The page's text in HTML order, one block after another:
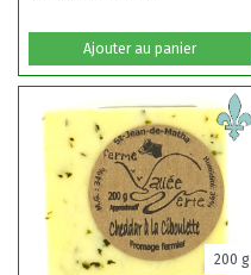
Ajouter au panier
200 g